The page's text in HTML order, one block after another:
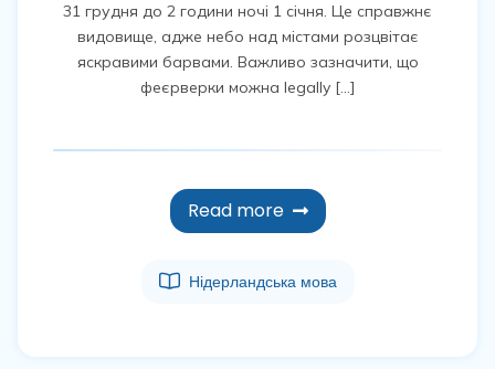
31 грудня до 2 години ночі 1 січня. Це справжнє
видовище, адже небо над містами розцвітає
яскравими барвами. Важливо зазначити, що
феєрверки можна legally […]
Read more
Нідерландська мова